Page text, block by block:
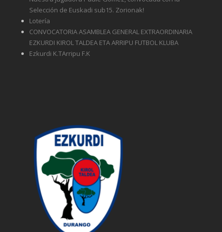
Selección de Euskadi sub15. Zorionak!
Lotería
CONVOCATORIA ASAMBLEA GENERAL EXTRAORDINARIA
EZKURDI KIROL TALDEA ETA ARRIPU FUTBOL KLUBA
Ezkurdi K.TArripu F.K